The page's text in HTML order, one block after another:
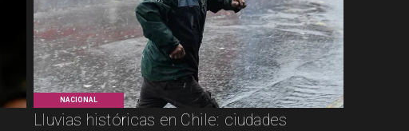
NACIONAL
Lluvias históricas en Chile: ciudades